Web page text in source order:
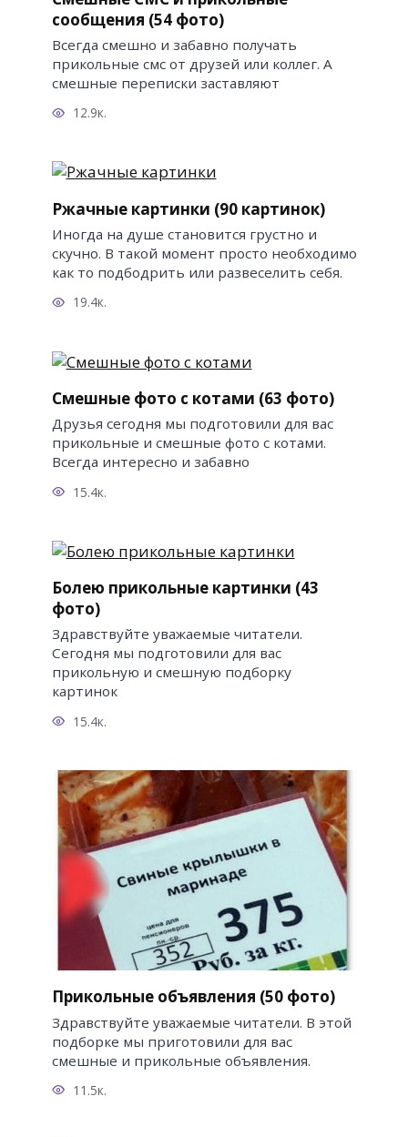
сообщения (54 фото)
Всегда смешно и забавно получать
прикольные смс от друзей или коллег. А
смешные переписки заставляют
12.9к.
Ржачные картинки (90 картинок)
Иногда на душе становится грустно и
скучно. В такой момент просто необходимо
как то подбодрить или развеселить себя.
19.4к.
Смешные фото с котами (63 фото)
Друзья сегодня мы подготовили для вас
прикольные и смешные фото с котами.
Всегда интересно и забавно
15.4к.
Болею прикольные картинки (43
фото)
Здравствуйте уважаемые читатели.
Сегодня мы подготовили для вас
прикольную и смешную подборку
картинок
15.4к.
Прикольные объявления (50 фото)
Здравствуйте уважаемые читатели. В этой
подборке мы приготовили для вас
смешные и прикольные объявления.
11.5к.